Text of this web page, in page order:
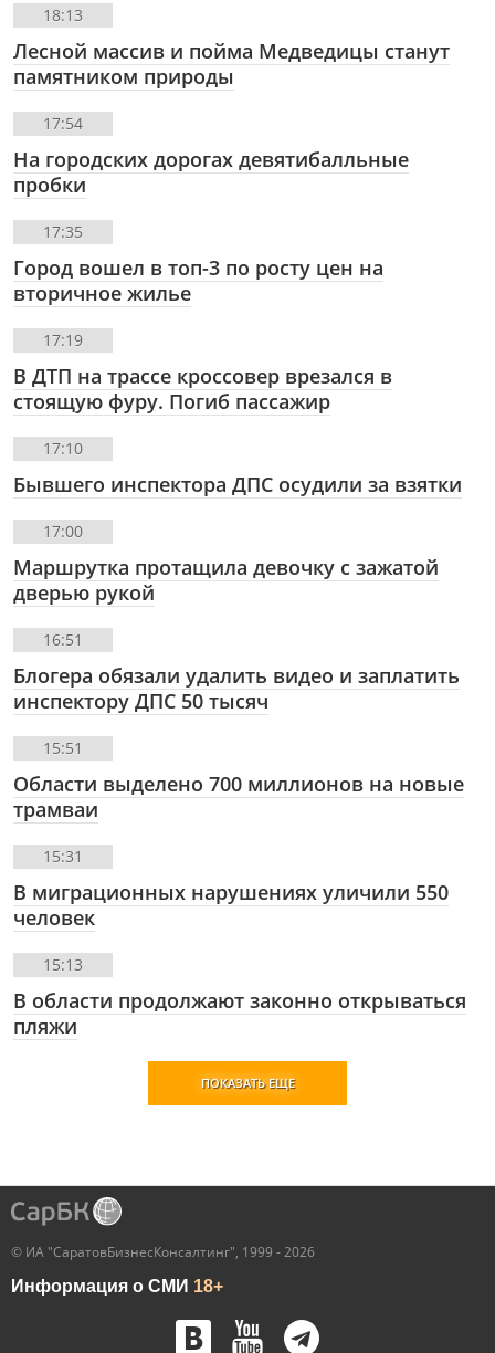
18:13
Лесной массив и пойма Медведицы станут
памятником природы
17:54
На городских дорогах девятибалльные
пробки
17:35
Город вошел в топ-3 по росту цен на
вторичное жилье
17:19
В ДТП на трассе кроссовер врезался в
стоящую фуру. Погиб пассажир
17:10
Бывшего инспектора ДПС осудили за взятки
17:00
Маршрутка протащила девочку с зажатой
дверью рукой
16:51
Блогера обязали удалить видео и заплатить
инспектору ДПС 50 тысяч
15:51
Области выделено 700 миллионов на новые
трамваи
15:31
В миграционных нарушениях уличили 550
человек
15:13
В области продолжают законно открываться
пляжи
ПОКАЗАТЬ ЕЩЕ
© ИА "СаратовБизнесКонсалтинг", 1999 - 2026
Информация о СМИ 18+